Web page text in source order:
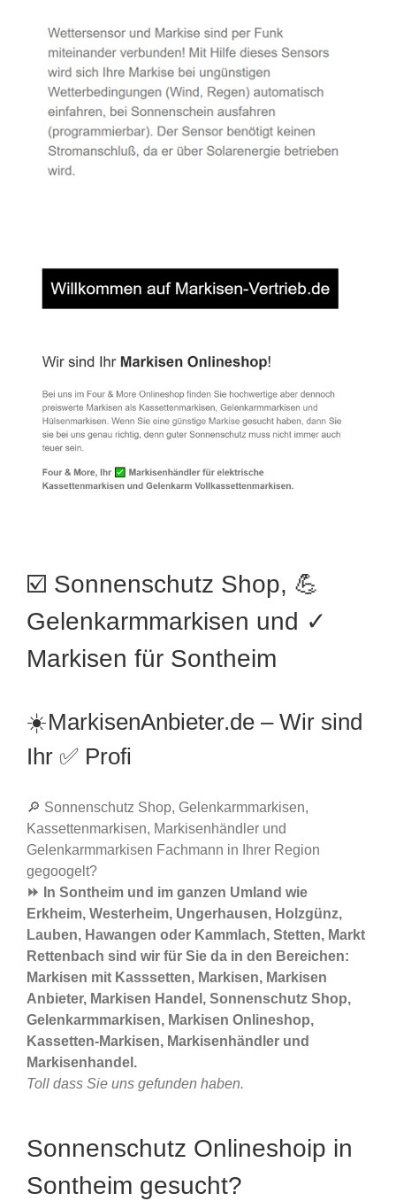
☑️ Sonnenschutz Shop, 💪
Gelenkarmmarkisen und ✓
Markisen für Sontheim
☀️MarkisenAnbieter.de – Wir sind
Ihr ✅ Profi
🔎 Sonnenschutz Shop, Gelenkarmmarkisen,
Kassettenmarkisen, Markisenhändler und
Gelenkarmmarkisen Fachmann in Ihrer Region
gegoogelt?
⏩ In Sontheim und im ganzen Umland wie
Erkheim, Westerheim, Ungerhausen, Holzgünz,
Lauben, Hawangen oder Kammlach, Stetten, Markt
Rettenbach sind wir für Sie da in den Bereichen:
Markisen mit Kasssetten, Markisen, Markisen
Anbieter, Markisen Handel, Sonnenschutz Shop,
Gelenkarmmarkisen, Markisen Onlineshop,
Kassetten-Markisen, Markisenhändler und
Markisenhandel.
Toll dass Sie uns gefunden haben.
Sonnenschutz Onlineshoip in
Sontheim gesucht?